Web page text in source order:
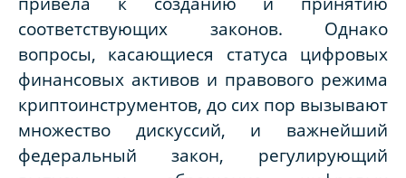
соответствующих законов. Однако
вопросы, касающиеся статуса цифровых
финансовых активов и правового режима
криптоинструментов, до сих пор вызывают
множество дискуссий, и важнейший
федеральный закон, регулирующий